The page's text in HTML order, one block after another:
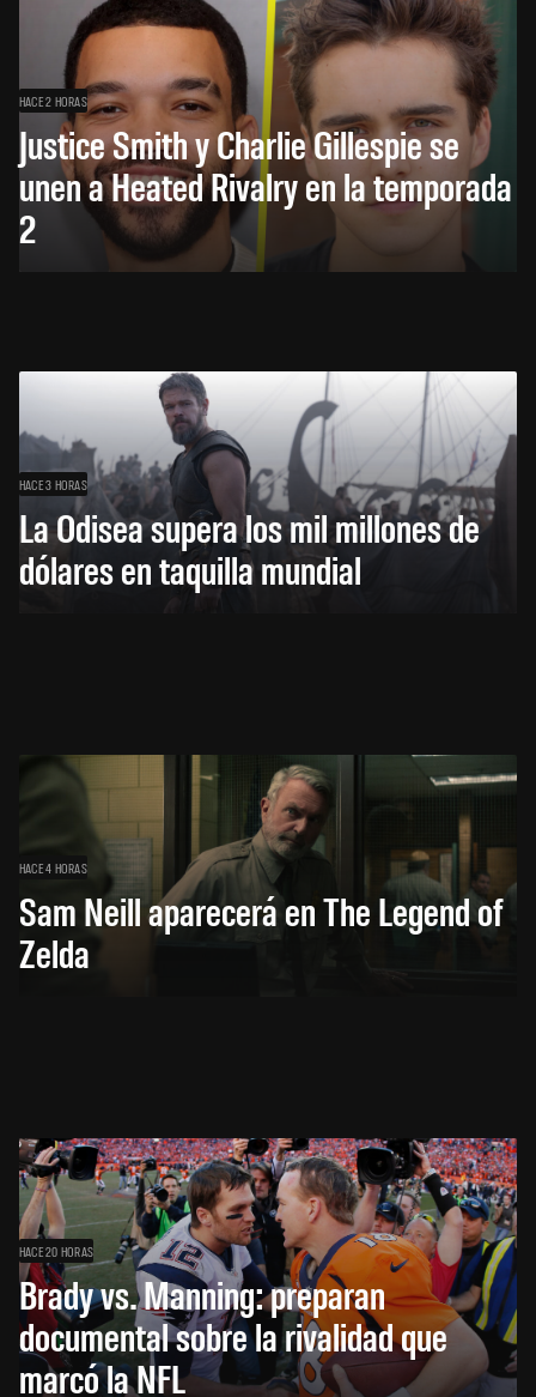
HACE 2 HORAS
Justice Smith y Charlie Gillespie se
unen a Heated Rivalry en la temporada
2
HACE 3 HORAS
La Odisea supera los mil millones de
dólares en taquilla mundial
HACE 4 HORAS
Sam Neill aparecerá en The Legend of
Zelda
HACE 20 HORAS
Brady vs. Manning: preparan
documental sobre la rivalidad que
marcó la NFL